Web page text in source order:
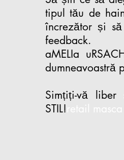
tipul tău de
încrezător și
feedback.
aMELIa
dumneavoastră
Simțiți-vă
STIL!